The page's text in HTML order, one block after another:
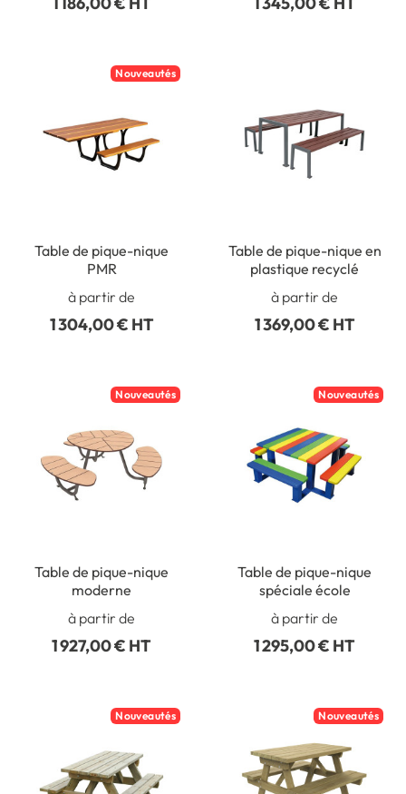
Nouveautés
Table de pique-nique
PMR
à partir de
1 304,00 € HT
Table de pique-nique en
plastique recyclé
à partir de
1 369,00 € HT
Nouveautés
Table de pique-nique
moderne
à partir de
1 927,00 € HT
Nouveautés
Table de pique-nique
spéciale école
à partir de
1 295,00 € HT
Nouveautés Nouveautés